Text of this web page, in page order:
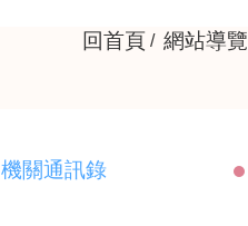
回首頁 網站導覽
機關通訊錄